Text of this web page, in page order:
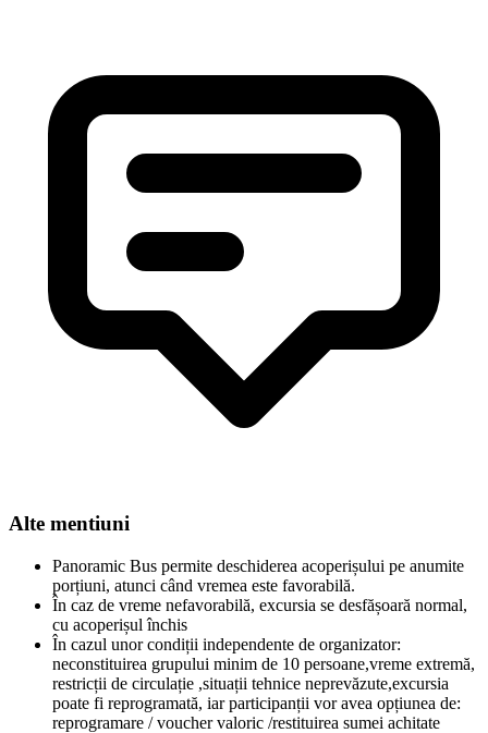
Alte mentiuni
Panoramic Bus permite deschiderea acoperișului pe anumite
porțiuni, atunci când vremea este favorabilă.
În caz de vreme nefavorabilă, excursia se desfășoară normal,
cu acoperișul închis
În cazul unor condiții independente de organizator:
neconstituirea grupului minim de 10 persoane,vreme extremă,
restricții de circulație ,situații tehnice neprevăzute,excursia
poate fi reprogramată, iar participanții vor avea opțiunea de:
reprogramare / voucher valoric /restituirea sumei achitate